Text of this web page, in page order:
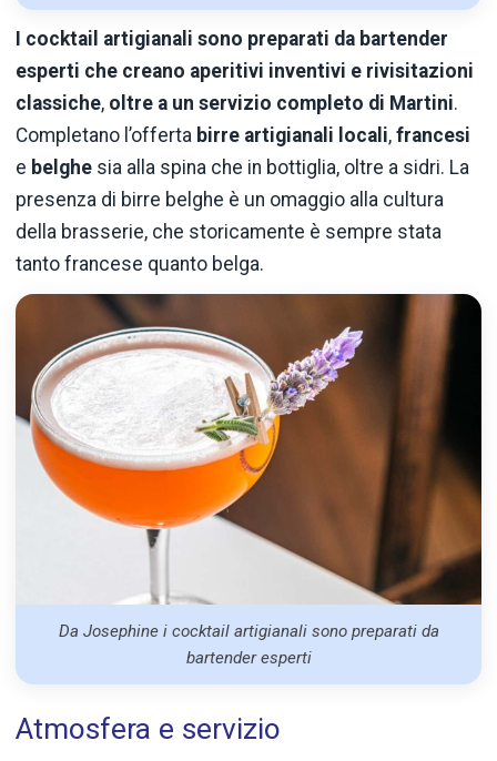
I cocktail artigianali sono preparati da bartender
esperti che creano aperitivi inventivi e rivisitazioni
classiche, oltre a un servizio completo di Martini.
Completano l’offerta birre artigianali locali, francesi
e belghe sia alla spina che in bottiglia, oltre a sidri. La
presenza di birre belghe è un omaggio alla cultura
della brasserie, che storicamente è sempre stata
tanto francese quanto belga.
Da Josephine i cocktail artigianali sono preparati da
bartender esperti
Atmosfera e servizio